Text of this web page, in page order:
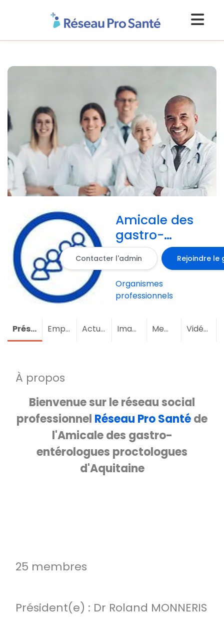
Amicale des
gastro-
entérologues
proctologues
d'Aquitaine
Contacter l'admin Rejoindre le
Organismes
professionnels
Présentation Emploi Actualités Images Membres (2)Vidéos
À propos
Bienvenue sur le réseau social
professionnel Réseau Pro Santéde
l'Amicale des gastro-
entérologues proctologues
d'Aquitaine
25 membres
Président(e) : Dr Roland MONNERIS